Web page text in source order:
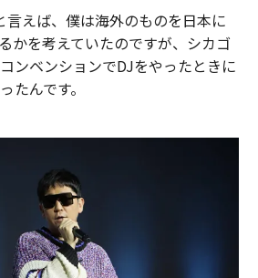
言えば、僕は海外のものを日本に
かを考えていたのですが、シカゴ
ンベンションでDJをやったときに
たんです。